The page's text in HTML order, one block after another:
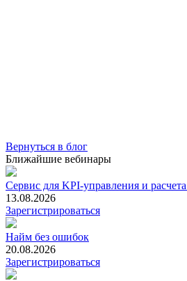
Вернуться в блог
Ближайшие вебинары
Сервис для KPI-управления и
13.08.2026
Зарегистрироваться
Найм без ошибок
20.08.2026
Зарегистрироваться